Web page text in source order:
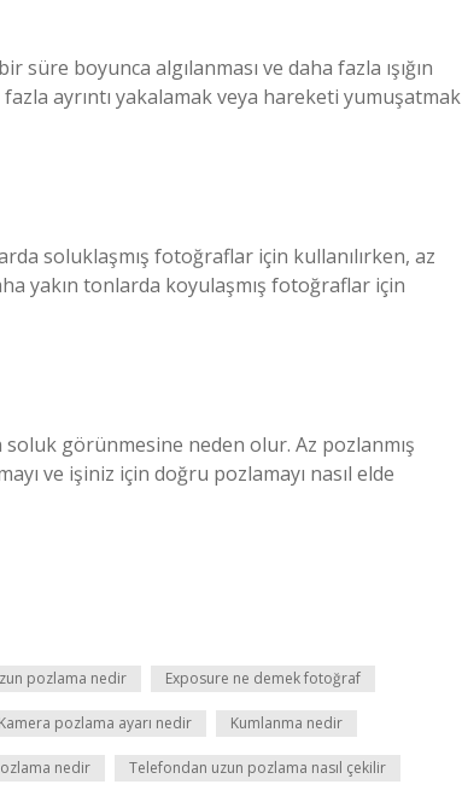
boyunca algılanması ve daha fazla ışığın
ayrıntı yakalamak veya hareketi yumuşatmak
soluklaşmış fotoğraflar için kullanılırken, az
yakın tonlarda koyulaşmış fotoğraflar için
soluk görünmesine neden olur. Az pozlanmış
ve işiniz için doğru pozlamayı nasıl elde
pozlama nedir Exposure ne demek fotoğraf
Kamera pozlama ayarı nedir Kumlanma nedir
nedir Telefondan uzun pozlama nasıl çekilir